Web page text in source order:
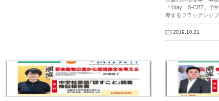
「1day S-CBT」予
導するフラッグシッ
2019.10.21